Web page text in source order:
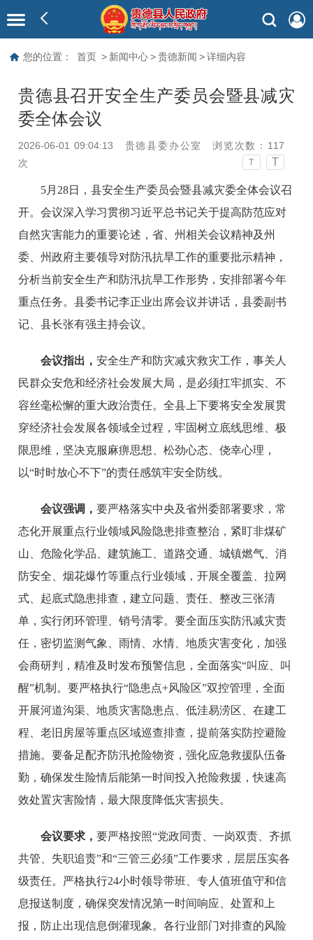
您的位置： 首页 > 新闻中心 > 贵德新闻 > 详细内容
贵德县召开安全生产委员会暨县减灾
委全体会议
2026-06-01 09:04:13 贵德县委办公室 浏览次数： 117
次
T T
5月28日，县安全生产委员会暨县减灾委全体会议召
开。会议深入学习贯彻习近平总书记关于提高防范应对
自然灾害能力的重要论述，省、州相关会议精神及州
委、州政府主要领导对防汛抗旱工作的重要批示精神，
分析当前安全生产和防汛抗旱工作形势，安排部署今年
重点任务。县委书记李正业出席会议并讲话，县委副书
记、县长张有强主持会议。
会议指出，安全生产和防灾减灾救灾工作，事关人
民群众安危和经济社会发展大局，是必须扛牢抓实、不
容丝毫松懈的重大政治责任。全县上下要将安全发展贯
穿经济社会发展各领域全过程，牢固树立底线思维、极
限思维，坚决克服麻痹思想、松劲心态、侥幸心理，
以“时时放心不下”的责任感筑牢安全防线。
会议强调，要严格落实中央及省州委部署要求，常
态化开展重点行业领域风险隐患排查整治，紧盯非煤矿
山、危险化学品、建筑施工、道路交通、城镇燃气、消
防安全、烟花爆竹等重点行业领域，开展全覆盖、拉网
式、起底式隐患排查，建立问题、责任、整改三张清
单，实行闭环管理、销号清零。要全面压实防汛减灾责
任，密切监测气象、雨情、水情、地质灾害变化，加强
会商研判，精准及时发布预警信息，全面落实“叫应、叫
醒”机制。要严格执行“隐患点+风险区”双控管理，全面
开展河道沟渠、地质灾害隐患点、低洼易涝区、在建工
程、老旧房屋等重点区域巡查排查，提前落实防控避险
措施。要备足配齐防汛抢险物资，强化应急救援队伍备
勤，确保发生险情后能第一时间投入抢险救援，快速高
效处置灾害险情，最大限度降低灾害损失。
会议要求，要严格按照“党政同责、一岗双责、齐抓
共管、失职追责”和“三管三必须”工作要求，层层压实各
级责任。严格执行24小时领导带班、专人值班值守和信
息报送制度，确保突发情况第一时间响应、处置和上
报，防止出现信息倒灌现象。各行业部门对排查的风险